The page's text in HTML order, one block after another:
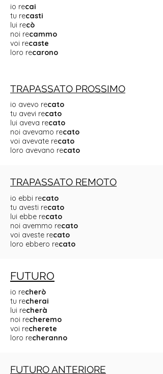
io recai
tu recasti
lui recò
noi recammo
voi recaste
loro recarono
TRAPASSATO PROSSIMO
io avevo recato
tu avevi recato
lui aveva recato
noi avevamo recato
voi avevate recato
loro avevano recato
TRAPASSATO REMOTO
io ebbi recato
tu avesti recato
lui ebbe recato
noi avemmo recato
voi aveste recato
loro ebbero recato
FUTURO
io recherò
tu recherai
lui recherà
noi recheremo
voi recherete
loro recheranno
FUTURO ANTERIORE